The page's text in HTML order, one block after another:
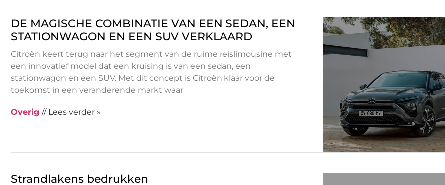
DE MAGISCHE COMBINATIE VAN EEN SEDAN, EEN
STATIONWAGON EN EEN SUV VERKLAARD
Citroën keert terug naar het segment van de ruime reislimousine met
een innovatief model dat een kruising is van een sedan, een
stationwagon en een SUV. Met dit concept is Citroën klaar voor de
toekomst in een veranderende markt waar
Overig // Lees verder »
Strandlakens bedrukken